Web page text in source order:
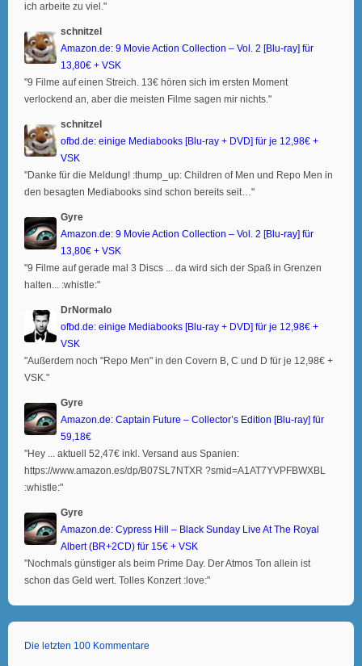
ich arbeite zu viel."
schnitzel
Amazon.de: 9 Movie Action Collection – Vol. 2 [Blu-ray] für
13,80€ + VSK
"9 Filme auf einen Streich. 13€ hören sich im ersten Moment
verlockend an, aber die meisten Filme sagen mir nichts."
schnitzel
ofbd.de: einige Mediabooks [Blu-ray + DVD] für je 12,98€ +
VSK
"Danke für die Meldung! :thump_up: Children of Men und Repo Men in
den besagten Mediabooks sind schon bereits seit…"
Gyre
Amazon.de: 9 Movie Action Collection – Vol. 2 [Blu-ray] für
13,80€ + VSK
"9 Filme auf gerade mal 3 Discs ... da wird sich der Spaß in Grenzen
halten... :whistle:"
DrNormalo
ofbd.de: einige Mediabooks [Blu-ray + DVD] für je 12,98€ +
VSK
"Außerdem noch "Repo Men" in den Covern B, C und D für je 12,98€ +
VSK."
Gyre
Amazon.de: Captain Future – Collector’s Edition [Blu-ray] für
59,18€
"Hey ... aktuell 52,47€ inkl. Versand aus Spanien:
https://www.amazon.es/dp/B07SL7NTXR ?smid=A1AT7YVPFBWXBL
:whistle:"
Gyre
Amazon.de: Cypress Hill – Black Sunday Live At The Royal
Albert (BR+2CD) für 15€ + VSK
"Nochmals günstiger als beim Prime Day. Der Atmos Ton allein ist
schon das Geld wert. Tolles Konzert :love:"
Die letzten 100 Kommentare